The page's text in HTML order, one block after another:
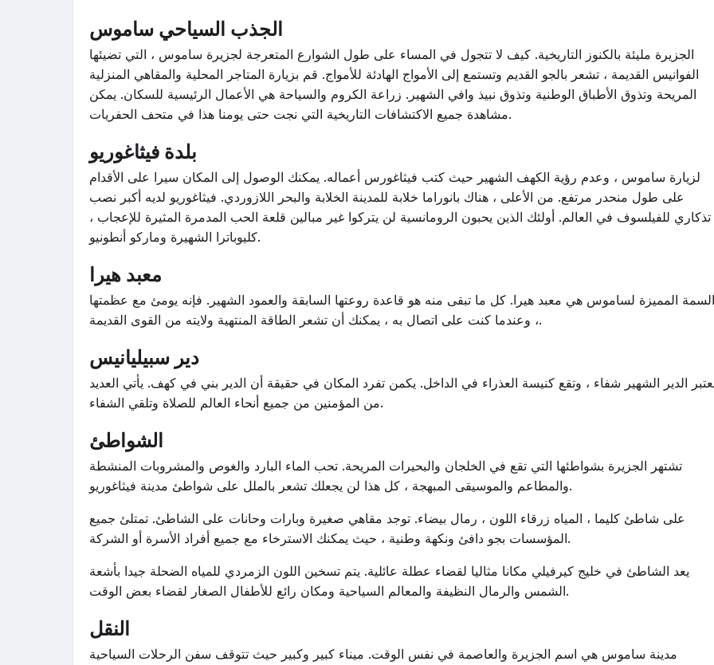
الجذب السياحي ساموس
الجزيرة مليئة بالكنوز التاريخية. كيف لا تتجول في المساء على طول الشوارع المتعرجة لجزيرة ساموس ، التي تضيئها
الفوانيس القديمة ، تشعر بالجو القديم وتستمع إلى الأمواج الهادئة للأمواج. قم بزيارة المتاجر المحلية والمقاهي المنزلية
المريحة وتذوق الأطباق الوطنية وتذوق نبيذ وافي الشهير. زراعة الكروم والسياحة هي الأعمال الرئيسية للسكان. يمكن
مشاهدة جميع الاكتشافات التاريخية التي نجت حتى يومنا هذا في متحف الحفريات.
بلدة فيثاغوريو
لزيارة ساموس ، وعدم رؤية الكهف الشهير حيث كتب فيثاغورس أعماله. يمكنك الوصول إلى المكان سيرا على الأقدام
على طول منحدر مرتفع. من الأعلى ، هناك بانوراما خلابة للمدينة الخلابة والبحر اللازوردي. فيثاغوريو لديه أكبر نصب
تذكاري للفيلسوف في العالم. أولئك الذين يحبون الرومانسية لن يتركوا غير مبالين قلعة الحب المدمرة المثيرة للإعجاب ،
كليوباترا الشهيرة وماركو أنطونيو.
معبد هيرا
السمة المميزة لساموس هي معبد هيرا. كل ما تبقى منه هو قاعدة روعتها السابقة والعمود الشهير. فإنه يومئ مع عظمتها
، وعندما كنت على اتصال به ، يمكنك أن تشعر الطاقة المنتهية ولايته من القوى القديمة.
دير سبيليانيس
الدير الشهير شفاء ، وتقع كنيسة العذراء في الداخل. يكمن تفرد المكان في حقيقة أن الدير بني في كهف. يأتي العديد
من المؤمنين من جميع أنحاء العالم للصلاة وتلقي الشفاء.
الشواطئ
تشتهر الجزيرة بشواطئها التي تقع في الخلجان والبحيرات المريحة. تحب الماء البارد والغوص والمشروبات المنشطة
والمطاعم والموسيقى المبهجة ، كل هذا لن يجعلك تشعر بالملل على شواطئ مدينة فيثاغوريو.
على شاطئ كليما ، المياه زرقاء اللون ، رمال بيضاء. توجد مقاهي صغيرة وبارات وحانات على الشاطئ. تمتلئ جميع
المؤسسات بجو دافئ ونكهة وطنية ، حيث يمكنك الاسترخاء مع جميع أفراد الأسرة أو الشركة.
يعد الشاطئ في خليج كيرفيلي مكانا مثاليا لقضاء عطلة عائلية. يتم تسخين اللون الزمردي للمياه الضحلة جيدا بأشعة
الشمس والرمال النظيفة والمعالم السياحية ومكان رائع للأطفال الصغار لقضاء بعض الوقت.
النقل
مدينة ساموس هي اسم الجزيرة والعاصمة في نفس الوقت. ميناء كبير وكبير حيث تتوقف سفن الرحلات السياحية